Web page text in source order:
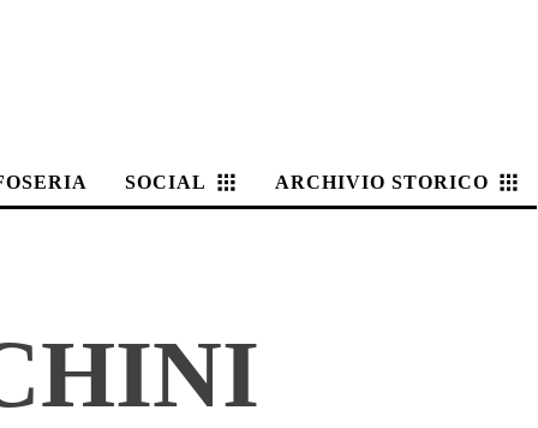
SOCIAL ARCHIVIO STORICO